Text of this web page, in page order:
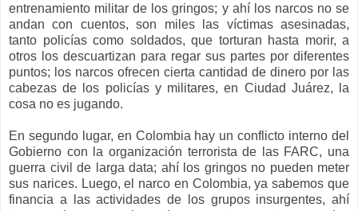
entrenamiento militar de los gringos; y ahí los narcos no se
andan con cuentos, son miles las víctimas asesinadas,
tanto policías como soldados, que torturan hasta morir, a
otros los descuartizan para regar sus partes por diferentes
puntos; los narcos ofrecen cierta cantidad de dinero por las
cabezas de los policías y militares, en Ciudad Juárez, la
cosa no es jugando.
En segundo lugar, en Colombia hay un conflicto interno del
Gobierno con la organización terrorista de las FARC, una
guerra civil de larga data; ahí los gringos no pueden meter
sus narices. Luego, el narco en Colombia, ya sabemos que
financia a las actividades de los grupos insurgentes, ahí